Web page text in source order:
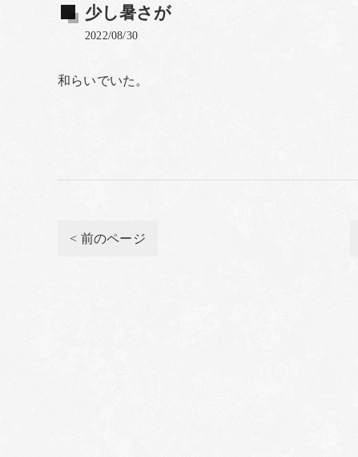
少し暑さが
2022/08/30
和らいでいた。
< 前のページ